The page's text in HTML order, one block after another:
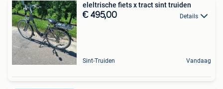
eleltrische fiets x tract sint truiden
€ 495,00 Details
Sint-Truiden Vandaag